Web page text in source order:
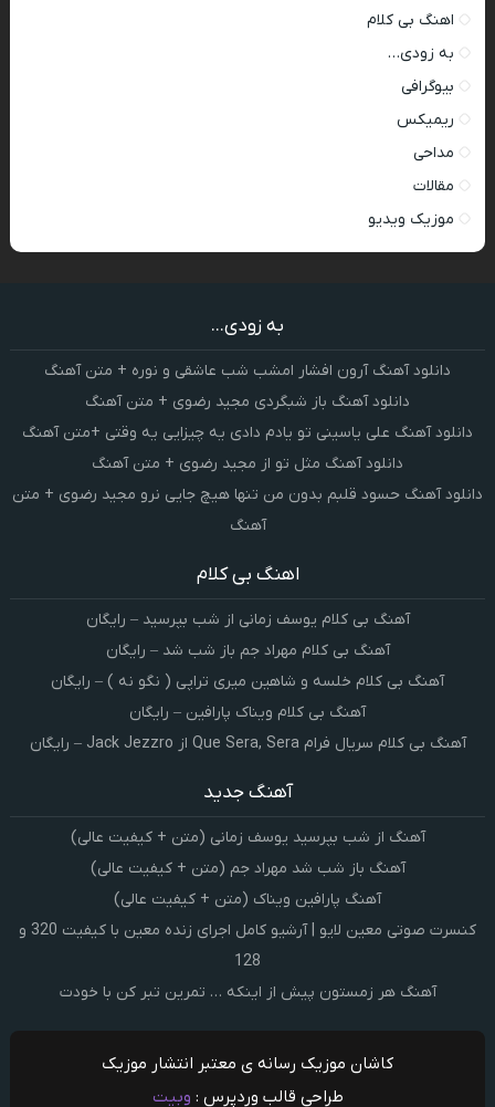
اهنگ بی کلام
به زودی…
بیوگرافی
ریمیکس
مداحی
مقالات
موزیک ویدیو
به زودی...
دانلود آهنگ آرون افشار امشب شب عاشقی و نوره + متن آهنگ
دانلود آهنگ باز شبگردی مجید رضوی + متن آهنگ
دانلود آهنگ علی یاسینی تو یادم دادی یه چیزایی یه وقتی +متن آهنگ
دانلود آهنگ مثل تو از مجید رضوی + متن آهنگ
دانلود آهنگ حسود قلبم بدون من تنها هیچ جایی نرو مجید رضوی + متن
آهنگ
اهنگ بی کلام
آهنگ بی کلام یوسف زمانی از شب بپرسید – رایگان
آهنگ بی کلام مهراد جم باز شب شد – رایگان
آهنگ بی کلام خلسه و شاهین میری تراپی ( نگو نه ) – رایگان
آهنگ بی کلام ویناک پارافین – رایگان
آهنگ بی کلام سریال فرام Que Sera, Sera از Jack Jezzro – رایگان
آهنگ جدید
آهنگ از شب بپرسید یوسف زمانی (متن + کیفیت عالی)
آهنگ باز شب شد مهراد جم (متن + کیفیت عالی)
آهنگ پارافین ویناک (متن + کیفیت عالی)
کنسرت صوتی معین لایو | آرشیو کامل اجرای زنده معین با کیفیت 320 و
128
آهنگ هر زمستون پیش از اینکه … تمرین تبر کن با خودت
کاشان موزیک رسانه ی معتبر انتشار موزیک
طراحی قالب وردپرس : وبیت